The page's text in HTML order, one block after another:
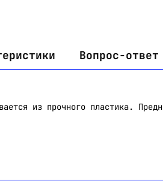
Вопрос-ответ
из прочного пластика.